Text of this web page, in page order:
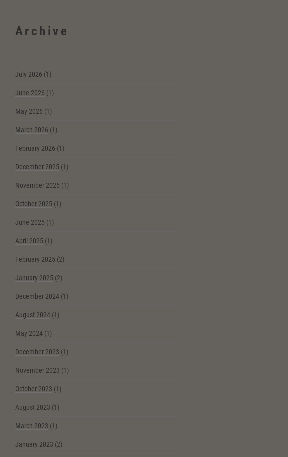
Archive
July 2026 (1)
June 2026 (1)
May 2026 (1)
March 2026 (1)
February 2026 (1)
December 2025 (1)
November 2025 (1)
October 2025 (1)
June 2025 (1)
April 2025 (1)
February 2025 (2)
January 2025 (2)
December 2024(1)
August 2024(1)
May 2024(1)
December 2023 (1)
November 2023 (1)
October 2023 (1)
August 2023 (1)
March 2023 (1)
January 2023 (2)